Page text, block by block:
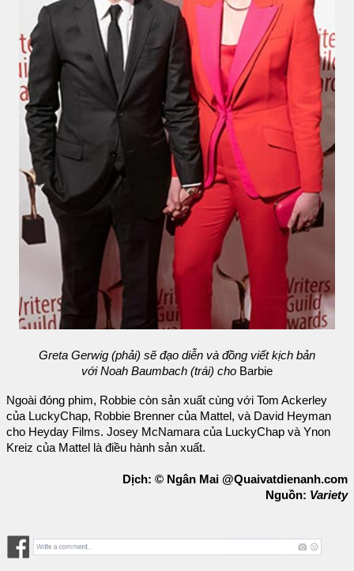
Greta Gerwig (phải) sẽ đạo diễn và đồng viết kịch bản
với Noah Baumbach (trái) cho Barbie
Ngoài đóng phim, Robbie còn sản xuất cùng với Tom Ackerley
của LuckyChap, Robbie Brenner của Mattel, và David Heyman
cho Heyday Films. Josey McNamara của LuckyChap và Ynon
Kreiz của Mattel là điều hành sản xuất.
Dịch: © Ngân Mai @Quaivatdienanh.com
Nguồn: Variety